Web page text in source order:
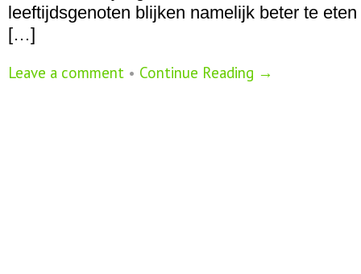
leeftijdsgenoten blijken namelijk beter te
[…]
Leave a comment • Continue Reading →